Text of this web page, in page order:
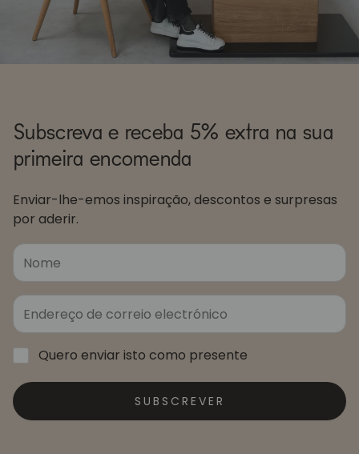
Subscreva e receba 5% extra na sua
primeira encomenda
Enviar-lhe-emos inspiração, descontos e surpresas
por aderir.
Quero enviar isto como presente
SUBSCREVER